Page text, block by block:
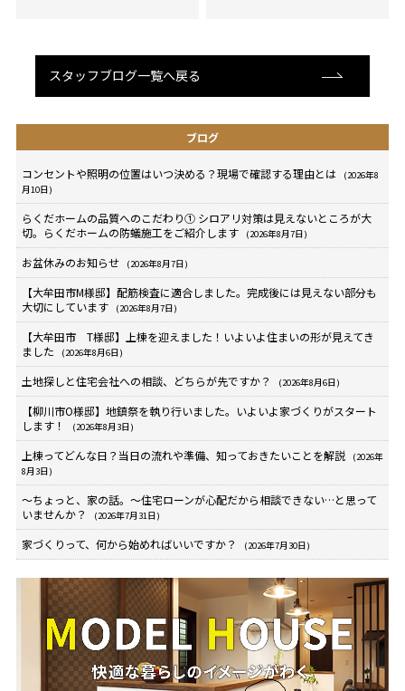
スタッフブログ一覧へ戻る
ブログ
コンセントや照明の位置はいつ決める？現場で確認する理由とは
(2026年8
月10日)
らくだホームの品質へのこだわり① シロアリ対策は見えないところが大
切。らくだホームの防蟻施工をご紹介します
(2026年8月7日)
お盆休みのお知らせ (2026年8月7日)
【大牟田市M様邸】配筋検査に適合しました。完成後には見えない部分も
大切にしています
(2026年8月7日)
【大牟田市 T様邸】上棟を迎えました！いよいよ住まいの形が見えてき
ました
(2026年8月6日)
土地探しと住宅会社への相談、どちらが先ですか？ (2026年8月6日)
【柳川市O様邸】地鎮祭を執り行いました。いよいよ家づくりがスタート
します！
(2026年8月3日)
上棟ってどんな日？当日の流れや準備、知っておきたいことを解説
(2026年
8月3日)
～ちょっと、家の話。～住宅ローンが心配だから相談できない…と思って
いませんか？
(2026年7月31日)
家づくりって、何から始めればいいですか？ (2026年7月30日)